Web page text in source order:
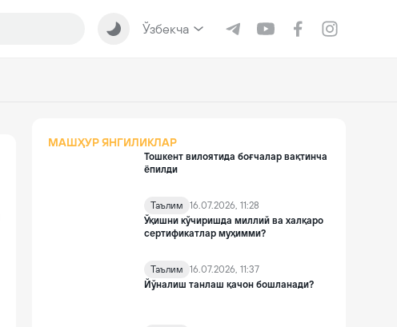
Ўзбекча
МАШҲУР ЯНГИЛИКЛАР
Тошкент вилоятида боғчалар вақтинча
ёпилди
Таълим
16.07.2026, 11:28
Ўқишни кўчиришда миллий ва халқаро
сертификатлар муҳимми?
Таълим
16.07.2026, 11:37
Йўналиш танлаш қачон бошланади?